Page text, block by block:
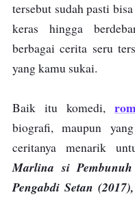
tersebut sudah pasti
keras hingga
berbagai cerita seru
yang kamu sukai.
Baik itu komedi,
biografi, maupun
ceritanya menarik
Marlina si
Pengabdi Setan